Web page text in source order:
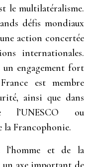
le multilatéralisme.
défis mondiaux
action concertée
internationales.
engagement fort
est membre
ainsi que dans
l’UNESCO ou
Francophonie.
et de la